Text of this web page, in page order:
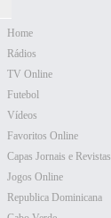
Home
Rádios
TV Online
Futebol
Vídeos
Favoritos Online
Capas Jornais e Revistas
Jogos Online
Republica Dominicana